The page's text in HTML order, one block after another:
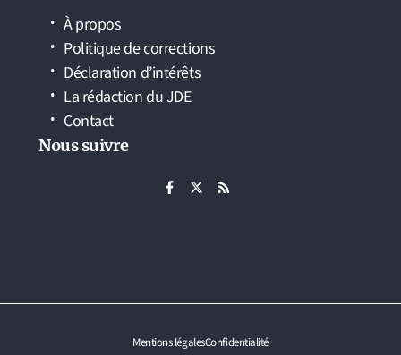
À propos
Politique de corrections
Déclaration d’intérêts
La rédaction du JDE
Contact
Nous suivre
Mentions légalesConfidentialité